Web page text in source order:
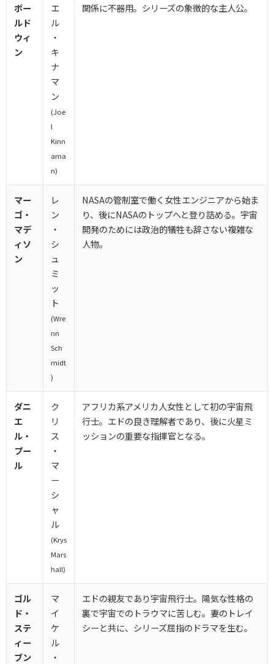
ボー
ルド
ウィ
ン
エ
ル
・
キ
ナ
マ
ン
(Joe
l
Kinn
ama
n)
関係に不器用。シリーズの象徴的な主人公。
マー
ゴ・
マデ
ィソ
ン
レ
ン
・
シ
ュ
ミ
ッ
ト
(Wre
nn
Sch
midt
)
NASAの管制室で働く女性エンジニアから始ま
り、後にNASAのトップへと登り詰める。宇宙
開発のためには政治的犠牲も辞さない複雑な
人物。
ダニ
エ
ル・
プー
ル
ク
リ
ス
・
マ
ー
シ
ャ
ル
(Krys
Mars
hall)
アフリカ系アメリカ人女性として初の宇宙飛
行士。エドの良き理解者であり、後に火星ミ
ッションの重要な指揮官となる。
ゴル
ド・
ステ
ィー
ブン
マ
イ
ケ
ル
・
エドの親友であり宇宙飛行士。陽気な性格の
裏で宇宙でのトラウマに苦しむ。妻のトレイ
シーと共に、シリーズ屈指のドラマを生む。